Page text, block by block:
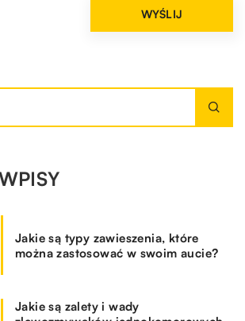
Jakie są typy zawieszenia, które
można zastosować w swoim aucie?
Jakie są zalety i wady